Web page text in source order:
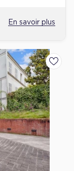
En savoir plus